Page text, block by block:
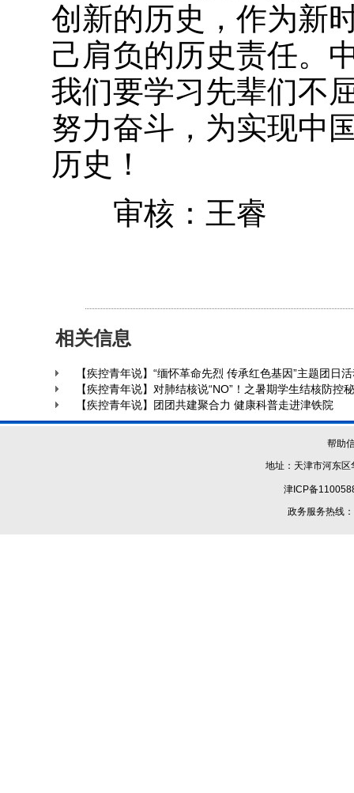
创新的历史，作为新
己肩负的历史责任。
我们要学习先辈们不
努力奋斗，为实现中
历史！
审核：王睿
相关信息
【疾控青年说】“缅怀革命先烈 传承红色基因”主题团日
【疾控青年说】对肺结核说“NO”！之暑期学生结核防控
【疾控青年说】团团共建聚合力 健康科普走进津铁院
帮助
地址：天津市河
津ICP备
政务服务热线